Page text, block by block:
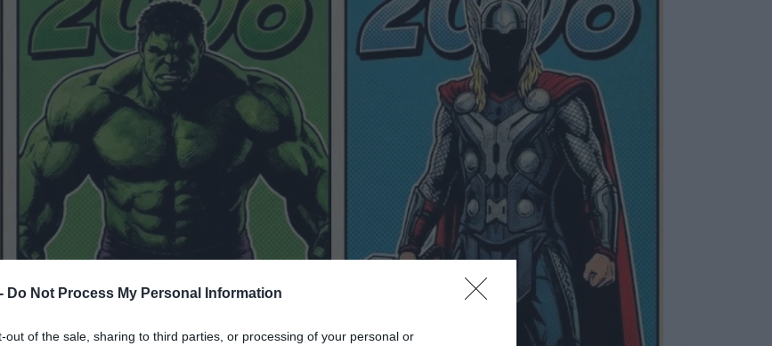
Do Not Process My Personal Information
out of the sale, sharing to third parties, or processing of your personal or